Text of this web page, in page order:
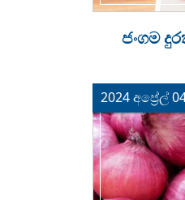
ජංගම
2024 අප්‍රේල්